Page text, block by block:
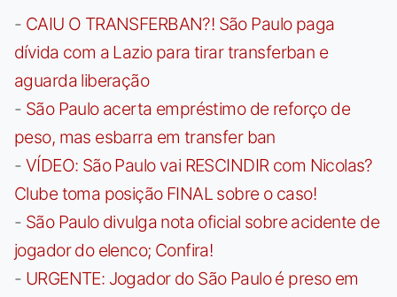
- CAIU O TRANSFERBAN?! São Paulo paga
dívida com a Lazio para tirar transferban e
aguarda liberação
- São Paulo acerta empréstimo de reforço de
peso, mas esbarra em transfer ban
- VÍDEO: São Paulo vai RESCINDIR com Nicolas?
Clube toma posição FINAL sobre o caso!
- São Paulo divulga nota oficial sobre acidente de
jogador do elenco; Confira!
- URGENTE: Jogador do São Paulo é preso em